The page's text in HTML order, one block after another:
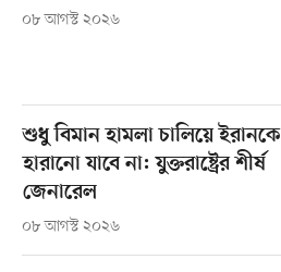
০৮ আগস্ট ২০২৬
শুধু বিমান হামলা চালিয়ে ইরানকে
হারানো যাবে না: যুক্তরাষ্ট্রের শীর্ষ
জেনারেল
০৮ আগস্ট ২০২৬